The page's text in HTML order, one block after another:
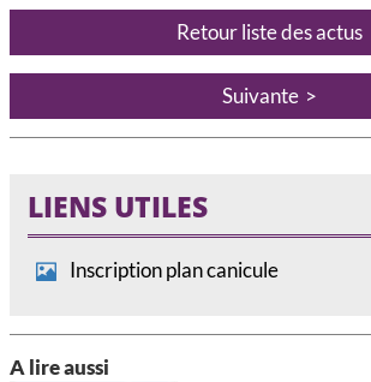
Retour liste des actus
Suivante
LIENS UTILES
Inscription plan canicule
A lire aussi